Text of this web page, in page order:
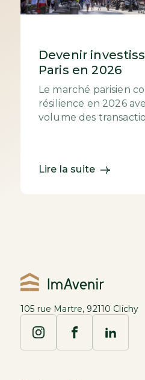
Devenir
Paris en 2026
Le marché parisien
résilience en 2026
volume des
Lire la suite
105 rue Martre, 92110 Clichy